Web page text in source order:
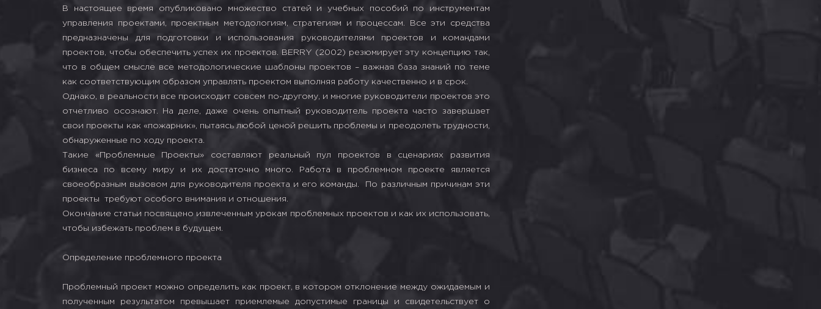
В настоящее время опубликовано множество статей и учебных пособий по инструментам
управления проектами, проектным методологиям, стратегиям и процессам. Все эти средства
предназначены для подготовки и использования руководителями проектов и командами
проектов, чтобы обеспечить успех их проектов. BERRY (2002) резюмирует эту концепцию так,
что в общем смысле все методологические шаблоны проектов – важная база знаний по теме
как соответствующим образом управлять проектом выполняя работу качественно и в срок.
Однако, в реальности все происходит совсем по-другому, и многие руководители проектов это
отчетливо осознают. На деле, даже очень опытный руководитель проекта часто завершает
свои проекты как «пожарник», пытаясь любой ценой решить проблемы и преодолеть трудности,
обнаруженные по ходу проекта.
Такие «Проблемные Проекты» составляют реальный пул проектов в сценариях развития
бизнеса по всему миру и их достаточно много. Работа в проблемном проекте является
своеобразным вызовом для руководителя проекта и его команды. По различным причинам эти
проекты требуют особого внимания и отношения.
Окончание статьи посвящено извлеченным урокам проблемных проектов и как их использовать,
чтобы избежать проблем в будущем.
Определение проблемного проекта
Проблемный проект можно определить как проект, в котором отклонение между ожидаемым и
полученным результатом превышает приемлемые допустимые границы и свидетельствует о